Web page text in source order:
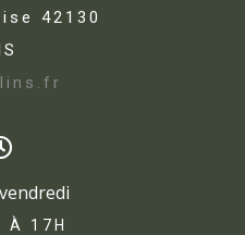
42130
À 17H​